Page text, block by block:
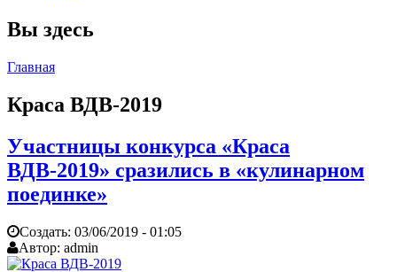
Вы здесь
Главная
Краса ВДВ-2019
Участницы конкурса «Краса
ВДВ-2019» сразились в «кулинарном
поединке»
Создать: 03/06/2019 - 01:05
Автор: admin